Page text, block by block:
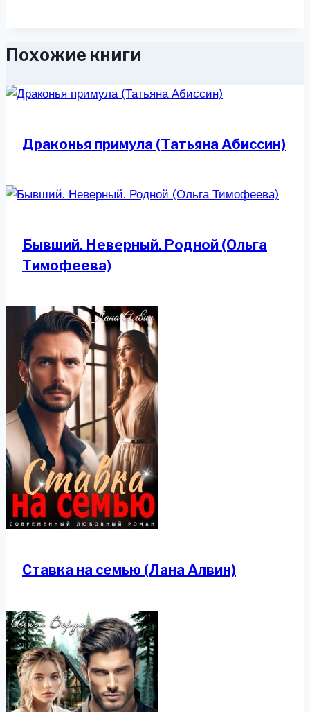
Похожие книги
Драконья примула (Татьяна Абиссин)
Бывший. Неверный. Родной (Ольга
Тимофеева)
Ставка на семью (Лана Алвин)